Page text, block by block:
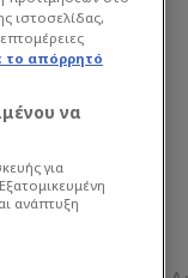
ιστοσελίδας,
το απόρρητό
να
για
ανάπτυξη